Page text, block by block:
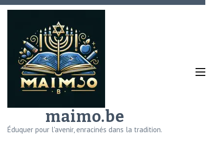
Aller
(Pressez
Entrée)
maimo.be
Éduquer pour l'avenir, enracinés dans la tradition.